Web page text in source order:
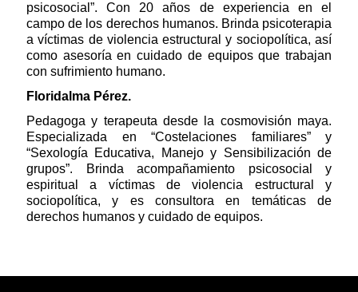
psicosocial”. Con 20 años de experiencia en el
campo de los derechos humanos. Brinda psicoterapia
a víctimas de violencia estructural y sociopolítica, así
como asesoría en cuidado de equipos que trabajan
con sufrimiento humano.
Floridalma Pérez.
Pedagoga y terapeuta desde la cosmovisión maya.
Especializada en “Costelaciones familiares” y
“Sexología Educativa, Manejo y Sensibilización de
grupos”. Brinda acompañamiento psicosocial y
espiritual a víctimas de violencia estructural y
sociopolítica, y es consultora en temáticas de
derechos humanos y cuidado de equipos.